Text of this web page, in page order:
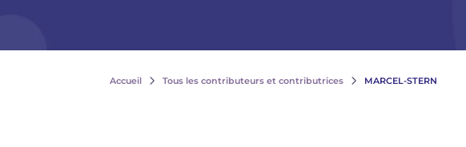
Accueil Tous les contributeurs et contributrices MARCEL-STERN